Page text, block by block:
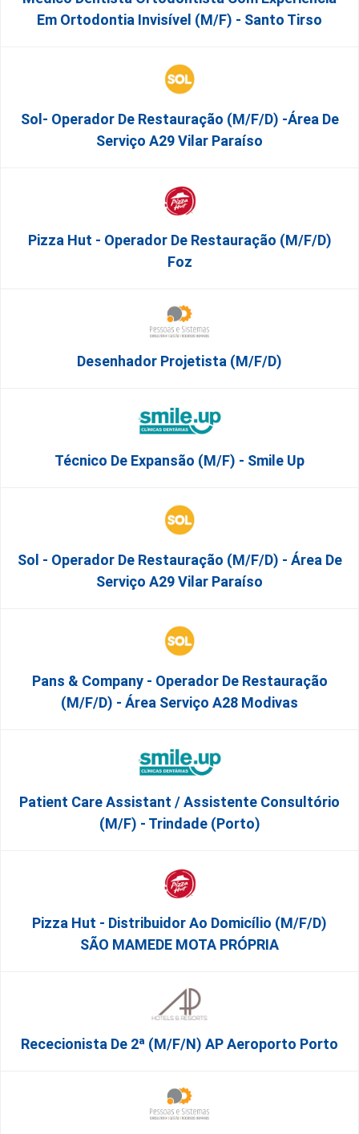
Em Ortodontia Invisível (M/F) - Santo Tirso
Sol- Operador De Restauração (m/f/d) -Área De
Serviço A29 Vilar Paraíso
Pizza Hut - Operador De Restauração (m/f/d)
Foz
Desenhador Projetista (m/f/d)
Técnico De Expansão (M/F) - Smile Up
Sol - Operador De Restauração (m/f/d) - Área De
Serviço A29 Vilar Paraíso
Pans & Company - Operador De Restauração
(m/f/d) - Área Serviço A28 Modivas
Patient Care Assistant / Assistente Consultório
(M/F) - Trindade (Porto)
Pizza Hut - Distribuidor Ao Domicílio (m/f/d)
SÃO MAMEDE MOTA PRÓPRIA
Rececionista De 2ª (M/F/N) AP Aeroporto Porto